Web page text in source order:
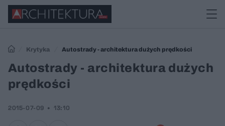
Krytyka Autostrady - architektura dużych prędkości
Autostrady - architektura dużych
prędkości
2015-07-09 13:10